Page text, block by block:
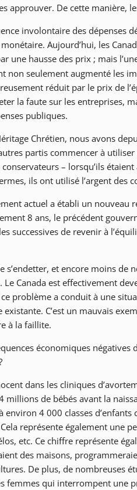
approuver. De cette manière,
involontaire des dépenses
Aujourd’hui, les
une hausse des prix ; mais
non seulement augmenté les
réduit par le prix de
la faute sur les entreprises,
publiques.
Chrétien, nous avons
partis commencer à
– lorsqu’ils
ils ont utilisé l’argent
actuel a établi un nouveau
8 ans, le précédent
successives de revenir à
s’endetter, et encore moins de
Canada est effectivement
problème a conduit à une
C’est un mauvais
à la faillite.
économiques
dans les cliniques
millions de bébés avant la
environ 4 000 classes
représente également une
etc. Ce chiffre représente
des maisons,
De plus, de nombreuses
femmes qui interrompent une